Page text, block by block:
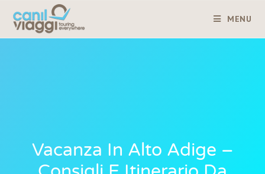
MENU
Vacanza In Alto Adige –